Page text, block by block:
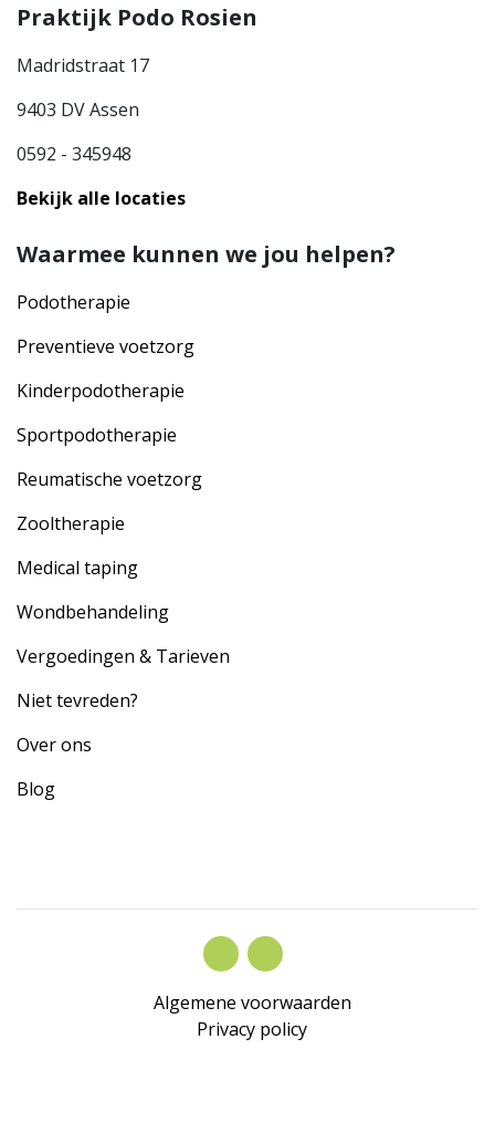
Praktijk Podo Rosien
Madridstraat 17
9403 DV Assen
0592 - 345948
Bekijk alle locaties
Waarmee kunnen we jou helpen?
Podotherapie
Preventieve voetzorg
Kinderpodotherapie
Sportpodotherapie
Reumatische voetzorg
Zooltherapie
Medical taping
Wondbehandeling
Vergoedingen & Tarieven
Niet tevreden?
Over ons
Blog
Algemene voorwaarden
Privacy policy